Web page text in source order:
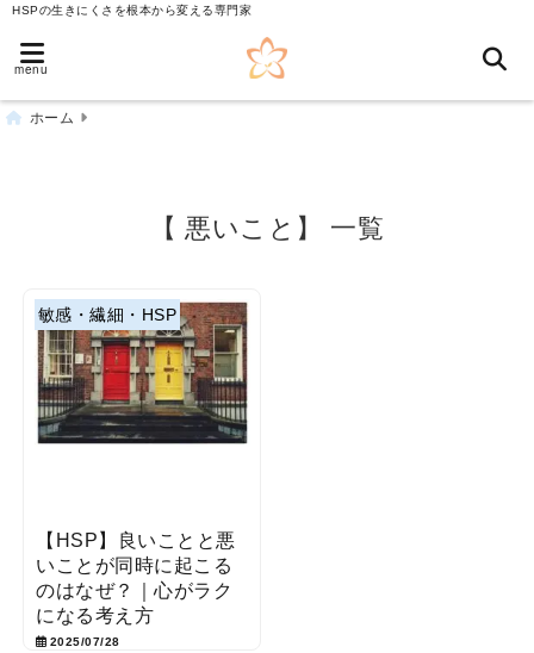
HSPの生きにくさを根本から変える専門家
menu
ホーム
【 悪いこと】 一覧
敏感・繊細・HSP
【HSP】良いことと悪
いことが同時に起こる
のはなぜ？｜心がラク
になる考え方
2025/07/28